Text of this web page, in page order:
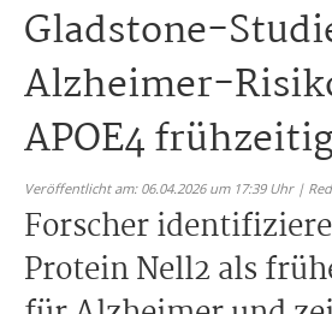
Gladstone-
Alzheimer-
APOE4
Veröffentlicht am: 06.04.2026 um 17:39 Uhr |
Forscher
Protein Nell2 als